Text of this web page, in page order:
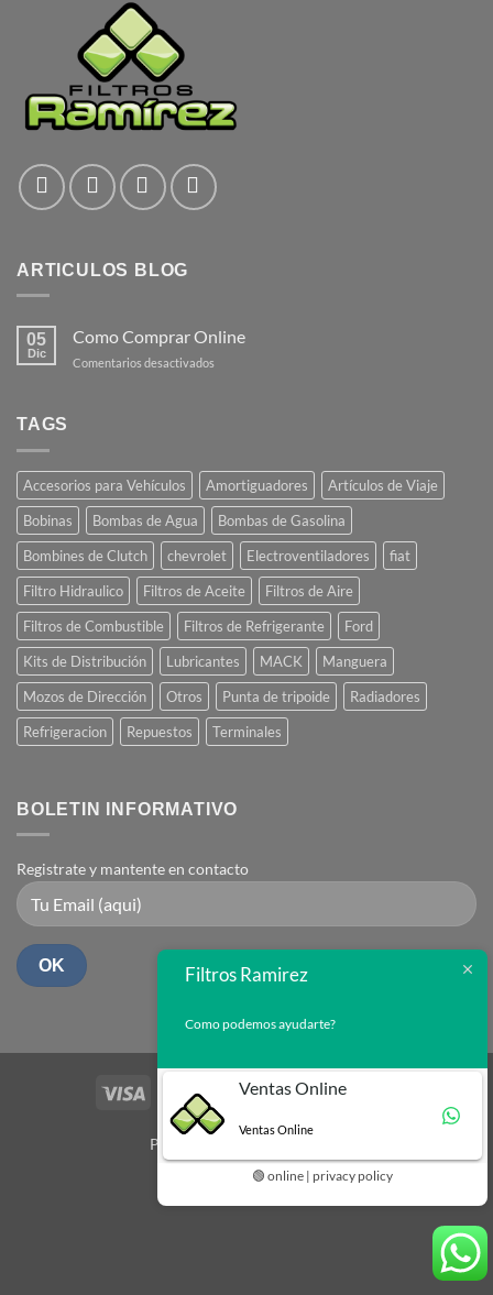
ARTICULOS BLOG
05
Dic
Como Comprar Online
Comentarios desactivados
TAGS
Accesorios para Vehículos Amortiguadores
Artículos de Viaje
Bobinas
Bombas de Agua
Bombas de Gasolina
Bombines de Clutch
chevrolet Electroventiladores
fiat
Filtro Hidraulico
Filtros de Aceite
Filtros de Aire
Filtros de Combustible
Filtros de Refrigerante
Ford
Kits de Distribución
Lubricantes MACK
Manguera
Mozos de Dirección
Otros Punta de tripoide
Radiadores
Refrigeracion
Repuestos Terminales
BOLETIN INFORMATIVO
Registrate y mantente en contacto
PayPal Stripe MasterCard
Powered by
Filtros Ramirez
Como podemos ayudarte?
Ventas Online
Ventas Online
🟢 online | privacy policy